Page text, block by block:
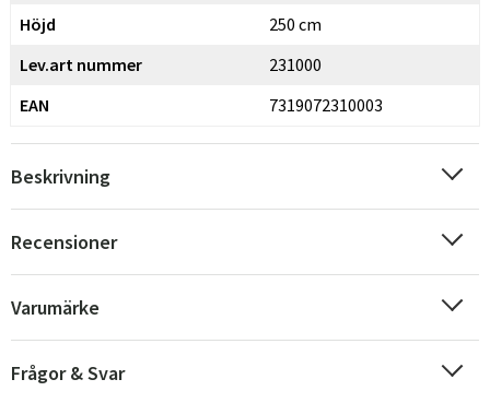
Höjd
250 cm
Lev.art nummer
231000
EAN
7319072310003
Beskrivning
Recensioner
Varumärke
Frågor & Svar